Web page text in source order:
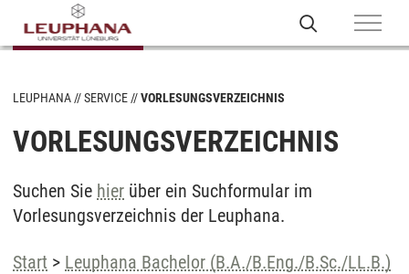
LEUPHANA SERVICE VORLESUNGSVERZEICHNIS
VORLESUNGSVERZEICHNIS
Suchen Sie hier über ein Suchformular im
Vorlesungsverzeichnis der Leuphana.
Start > Leuphana Bachelor (B.A./B.Eng./B.Sc./LL.B.)